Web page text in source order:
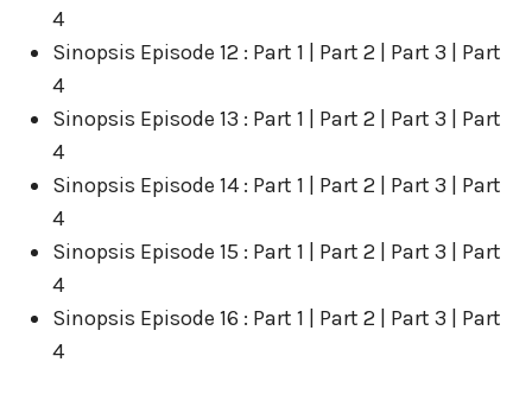
4
Sinopsis Episode 12 : Part 1 | Part 2 | Part 3 | Part
4
Sinopsis Episode 13 : Part 1 | Part 2 | Part 3 | Part
4
Sinopsis Episode 14 : Part 1 | Part 2 | Part 3 | Part
4
Sinopsis Episode 15 : Part 1 | Part 2 | Part 3 | Part
4
Sinopsis Episode 16 : Part 1 | Part 2 | Part 3 | Part
4